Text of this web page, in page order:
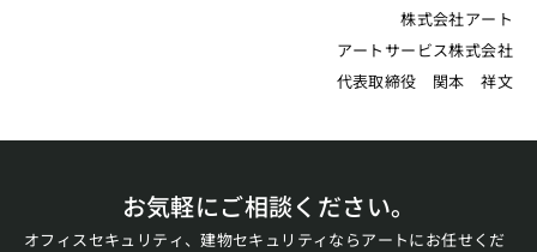
株式会社アート
アートサービス株式会社
代表取締役 関本 祥文
お気軽にご相談ください。
オフィスセキュリティ、建物セキュリティならアートにお任せくだ